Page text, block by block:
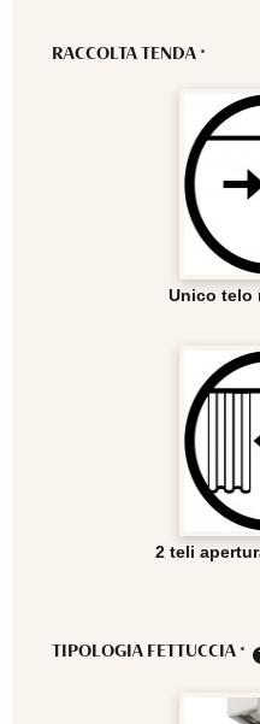
RACCOLTA TENDA*
Unico telo
2 teli
TIPOLOGIA FETTUCCIA*